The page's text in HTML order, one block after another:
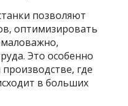
позволяют
оптимизировать
Это особенно
где
в больших